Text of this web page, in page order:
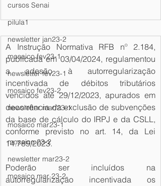
cursos Senai
pilula1
newsletter jan23-2
mosaico fev23-1
newsletter fev23-1
mosaico fev23-2
newsletter mar/23-1
mosaico mar23-1
mosaico 23-2
newsletter mar23-2
mosaico mar 23-2
A Instrução Normativa RFB nº 2.184,
publicada em 03/04/2024, regulamentou
a adesão à autorregularização
incentivada de débitos tributários
vencidos até 29/12/2023, apurados em
decorrência da exclusão de subvenções
da base de cálculo do IRPJ e da CSLL,
conforme previsto no art. 14, da Lei
14.789/2023.
Poderão ser incluídos na
autorregularização incentivada os